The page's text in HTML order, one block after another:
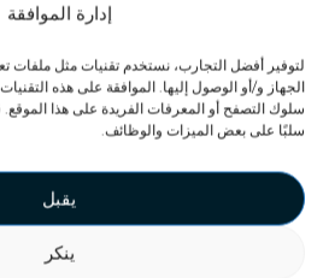
إدارة الموافقة
لتوفير أفضل التجارب، نستخدم تقنيات مثل ملفات
الجهاز و/أو الوصول إليها. الموافقة على هذه
سلوك التصفح أو المعرفات الفريدة على هذا الموقع.
سلبًا على بعض الميزات والوظائف.
يقبل
ينكر
جاهز للاستخدام